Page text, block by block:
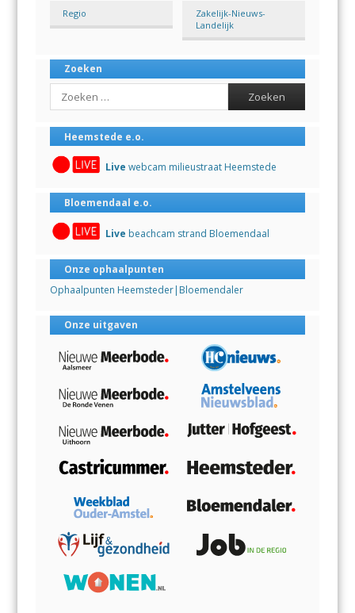
Regio
Zakelijk-Nieuws-
Landelijk
Zoeken
Search
Heemstede e.o.
Live webcam milieustraat Heemstede
Bloemendaal e.o.
Live beachcam strand Bloemendaal
Onze ophaalpunten
Ophaalpunten Heemsteder|Bloemendaler
Onze uitgaven